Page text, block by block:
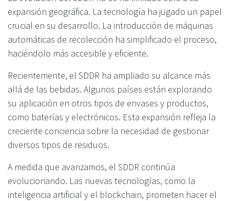
expansión geográfica. La tecnología ha jugado un papel
crucial en su desarrollo. La introducción de máquinas
automáticas de recolección ha simplificado el proceso,
haciéndolo más accesible y eficiente.
Recientemente, el SDDR ha ampliado su alcance más
allá de las bebidas. Algunos países están explorando
su aplicación en otros tipos de envases y productos,
como baterías y electrónicos. Esta expansión refleja la
creciente conciencia sobre la necesidad de gestionar
diversos tipos de residuos.
A medida que avanzamos, el SDDR continúa
evolucionando. Las nuevas tecnologías, como la
inteligencia artificial y el blockchain, prometen hacer el